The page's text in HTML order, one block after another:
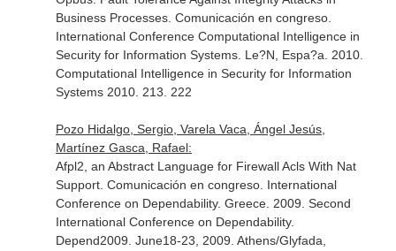
Business Processes. Comunicación en congreso.
International Conference Computational Intelligence in
Security for Information Systems. Le?N, Espa?a. 2010.
Computational Intelligence in Security for Information
Systems 2010. 213. 222
Pozo Hidalgo, Sergio, Varela Vaca, Ángel Jesús,
Martínez Gasca, Rafael:
Afpl2, an Abstract Language for Firewall Acls With Nat
Support. Comunicación en congreso. International
Conference on Dependability. Greece. 2009. Second
International Conference on Dependability.
Depend2009. June18-23, 2009. Athens/Glyfada,